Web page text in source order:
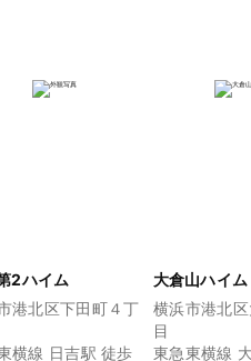
2ハイム
港北区下田町４丁
横線 日吉駅 徒歩
大倉山ハイム
横浜市港北
目
東急東横線